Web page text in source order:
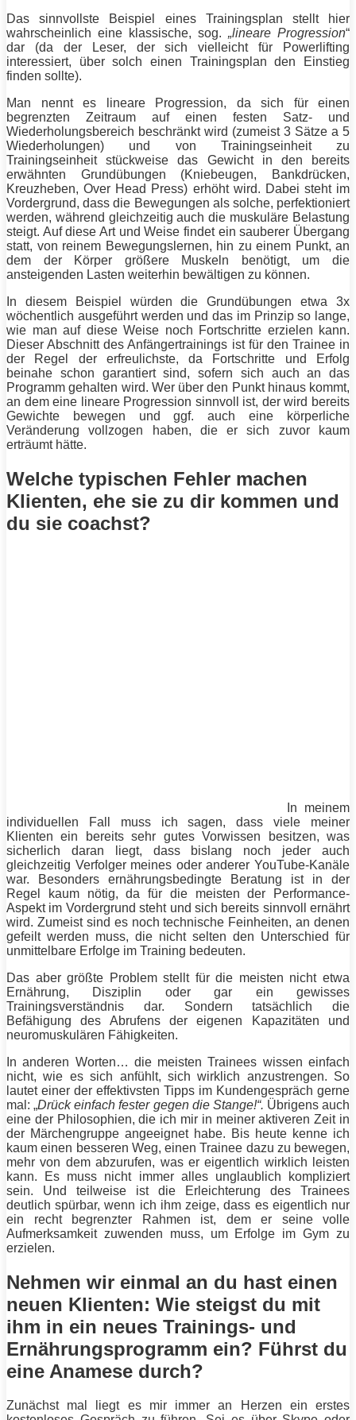
Das sinnvollste Beispiel eines Trainingsplan stellt hier
wahrscheinlich eine klassische, sog. „lineare Progression“
dar (da der Leser, der sich vielleicht für
Powerlifting
interessiert, über solch einen Trainingsplan den Einstieg
finden sollte).
Man nennt es lineare Progression, da sich für einen
begrenzten Zeitraum auf einen festen Satz- und
Wiederholungsbereich beschränkt wird (zumeist 3 Sätze a 5
Wiederholungen) und von Trainingseinheit zu
Trainingseinheit stückweise das Gewicht in den bereits
erwähnten Grundübungen (Kniebeugen, Bankdrücken,
Kreuzheben, Over Head Press) erhöht wird. Dabei steht im
Vordergrund, dass die Bewegungen als solche, perfektioniert
werden, während gleichzeitig auch die muskuläre Belastung
steigt. Auf diese Art und Weise findet ein sauberer Übergang
statt, von reinem Bewegungslernen, hin zu einem Punkt, an
dem der Körper größere
Muskeln benötigt, um die
ansteigenden Lasten weiterhin bewältigen zu können.
In diesem Beispiel würden die Grundübungen etwa 3x
wöchentlich ausgeführt werden und das im Prinzip so lange,
wie man auf diese Weise noch Fortschritte erzielen kann.
Dieser Abschnitt des Anfängertrainings ist für den Trainee in
der Regel der erfreulichste, da Fortschritte und Erfolg
beinahe schon garantiert sind, sofern sich auch an das
Programm gehalten wird. Wer über den Punkt hinaus kommt,
an dem eine lineare Progression sinnvoll ist, der wird bereits
Gewichte bewegen und ggf. auch eine körperliche
Veränderung vollzogen haben, die er sich zuvor kaum
erträumt hätte.
Welche typischen Fehler machen
Klienten, ehe sie zu dir kommen und
du sie coachst?
In meinem
individuellen Fall muss ich sagen, dass viele meiner
Klienten ein bereits sehr gutes Vorwissen besitzen, was
sicherlich daran liegt, dass bislang noch jeder auch
gleichzeitig Verfolger meines oder anderer YouTube-Kanäle
war. Besonders ernährungsbedingte Beratung ist in der
Regel kaum nötig, da für die meisten der Performance-
Aspekt im Vordergrund steht und sich bereits sinnvoll ernährt
wird. Zumeist sind es noch technische Feinheiten, an denen
gefeilt werden muss, die nicht selten den Unterschied für
unmittelbare Erfolge im Training bedeuten.
Das aber größte Problem stellt für die meisten nicht etwa
Ernährung, Disziplin oder gar ein gewisses
Trainingsverständnis dar. Sondern tatsächlich die
Befähigung des Abrufens der eigenen Kapazitäten und
neuromuskulären Fähigkeiten.
In anderen Worten… die meisten Trainees wissen einfach
nicht, wie es sich anfühlt, sich wirklich anzustrengen. So
lautet einer der effektivsten Tipps im Kundengespräch gerne
mal: „Drück einfach fester gegen die Stange!“. Übrigens auch
eine der Philosophien, die ich mir in meiner aktiveren Zeit in
der Märchengruppe angeeignet habe. Bis heute kenne ich
kaum einen besseren Weg, einen Trainee dazu zu bewegen,
mehr von dem abzurufen, was er eigentlich wirklich leisten
kann. Es muss nicht immer alles unglaublich kompliziert
sein. Und teilweise ist die Erleichterung des Trainees
deutlich spürbar, wenn ich ihm zeige, dass es eigentlich nur
ein recht begrenzter Rahmen ist, dem er seine volle
Aufmerksamkeit zuwenden muss, um Erfolge im Gym zu
erzielen.
Nehmen wir einmal an du hast einen
neuen Klienten: Wie steigst du mit
ihm in ein neues Trainings- und
Ernährungsprogramm ein? Führst du
eine Anamese durch?
Zunächst mal liegt es mir immer an Herzen ein erstes